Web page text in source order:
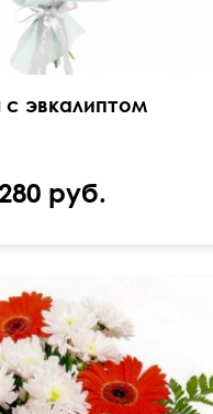
с эвкалиптом
руб.